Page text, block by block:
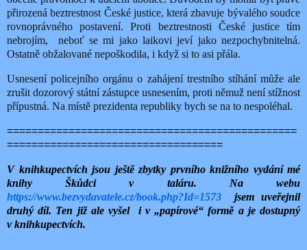
přirozená beztrestnost České justice, která zbavuje bývalého soudce
rovnoprávného postavení. Proti beztrestnosti České justice tím
nebrojím,
neboť se mi jako laikovi jeví jako nezpochybnitelná.
Ostatně obžalované nepoškodila, i když si to asi přála.
Usnesení policejního orgánu o zahájení trestního stíhání může ale
zrušit dozorový státní zástupce usnesením, proti němuž není stížnost
přípustná. Na místě prezidenta republiky bych se na to nespoléhal.
===============================================
===================================
V knihkupectvích jsou ještě zbytky prvního knižního vydání mé
knihy Škůdci v taláru. Na webu
https://www.bezvydavatele.cz/book.php?Id=1573
jsem uveřejnil
druhý díl. Ten již ale vyšel
i v „papírové“ formě a je dostupný
v knihkupectvích.